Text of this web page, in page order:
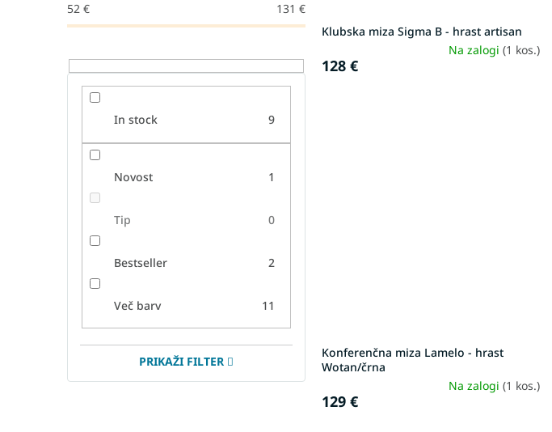
52 € 131 €
In stock 9
Novost 1
Tip 0
Bestseller 2
Več barv 11
PRIKAŽI FILTER
l
k
o
v
t
s
Klubska miza Sigma B - hrast artisan
Na zalogi(1 kos.)
128 €
Konferenčna miza Lamelo - hrast
Wotan/črna
Na zalogi(1 kos.)
129 €